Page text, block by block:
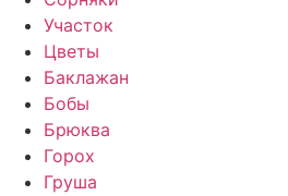
Участок
Цветы
Баклажан
Бобы
Брюква
Горох
Груша